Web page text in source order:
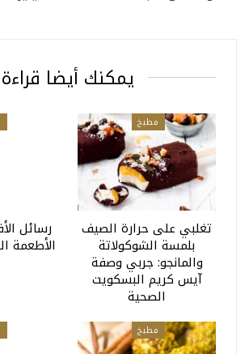
يمكنك أيضا قراءة
مطبخ
تغلبي على حرارة الصيف
بلمسة الشوكولاتة
والمانجو: جربي وصفة
آيس كريم البسكويت
الصحية
رسائل
الأطعمة
مطبخ